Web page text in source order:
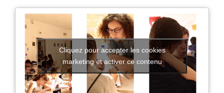
Cliquez pour accepter les cookies
marketing et activer ce contenu